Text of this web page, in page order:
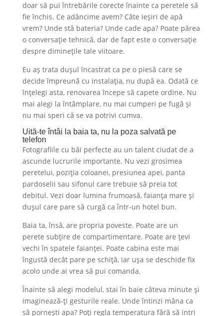
doar să pui întrebările corecte înainte ca peretele să
fie închis. Ce adâncime avem? Câte ieșiri de apă
vrem? Unde stă bateria? Unde cade apa? Poate părea
o conversație tehnică, dar de fapt este o conversație
despre diminețile tale viitoare.
Eu aș trata dușul încastrat ca pe o piesă care se
decide împreună cu instalația, nu după ea. Odată ce
înțelegi asta, renovarea începe să capete ordine. Nu
mai alegi la întâmplare, nu mai cumperi pe fugă și
nu mai speri că se va potrivi cumva.
Uită-te întâi la baia ta, nu la poza salvată pe
telefon
Fotografiile cu băi perfecte au un talent ciudat de a
ascunde lucrurile importante. Nu vezi grosimea
peretelui, poziția coloanei, presiunea apei, panta
pardoselii sau sifonul care trebuie să preia tot
debitul. Vezi doar lumina frumoasă, faianța mare și
dușul care pare să curgă ca într-un hotel bun.
Baia ta, însă, are propria poveste. Poate are un
perete subțire de compartimentare. Poate are țevi
vechi în spatele faianței. Poate cabina este mai
îngustă decât pare pe schiță, iar ușa se deschide fix
acolo unde ai vrea să pui comanda.
Înainte să alegi modelul, stai în baie câteva minute și
imaginează-ți gesturile reale. Unde întinzi mâna ca
să pornești apa? Poți regla temperatura fără să intri